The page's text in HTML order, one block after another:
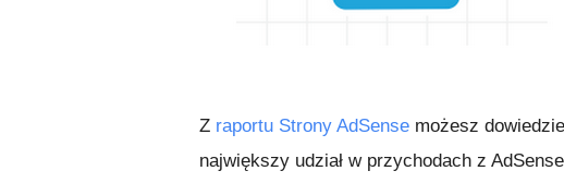
Z raportu Strony AdSense możesz
największy udział w przychodach z